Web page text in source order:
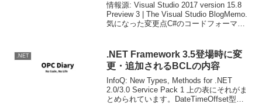
情報源: Visual Studio 2017 version 15.8
Preview 3 | The Visual Studio BlogMemo.
気になった変更点C#のコードフォーマッ
.NET
.NET Framework 3.5登場時に変
更・追加されるBCLの内容
InfoQ: New Types, Methods for .NET
2.0/3.0 Service Pack 1 上の表にそれがま
とめられています。DateTimeOffset型が